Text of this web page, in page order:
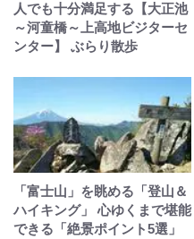
人でも十分満足する【大正池
～河童橋～上高地ビジターセ
ンター】 ぶらり散歩
「富士山」を眺める「登山＆
ハイキング」 心ゆくまで堪能
できる「絶景ポイント5選」